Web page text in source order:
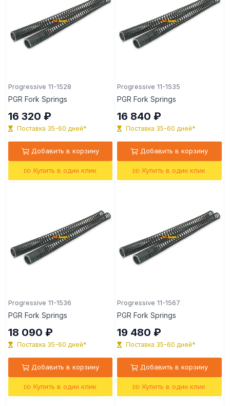
Progressive 11-1528
PGR Fork Springs
16 320 ₽
Поставка 35-60 дней*
Добавить в корзину
Купить в один клик
Progressive 11-1535
PGR Fork Springs
16 840 ₽
Поставка 35-60 дней*
Добавить в корзину
Купить в один клик
Progressive 11-1536
PGR Fork Springs
18 090 ₽
Поставка 35-60 дней*
Добавить в корзину
Купить в один клик
Progressive 11-1567
PGR Fork Springs
19 480 ₽
Поставка 35-60 дней*
Добавить в корзину
Купить в один клик